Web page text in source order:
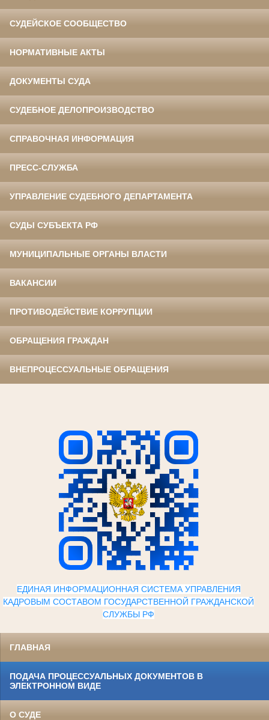
СУДЕЙСКОЕ СООБЩЕСТВО
НОРМАТИВНЫЕ АКТЫ
ДОКУМЕНТЫ СУДА
СУДЕБНОЕ ДЕЛОПРОИЗВОДСТВО
СПРАВОЧНАЯ ИНФОРМАЦИЯ
ПРЕСС-СЛУЖБА
УПРАВЛЕНИЕ СУДЕБНОГО ДЕПАРТАМЕНТА
СУДЫ СУБЪЕКТА РФ
МУНИЦИПАЛЬНЫЕ ОРГАНЫ ВЛАСТИ
ВАКАНСИИ
ПРОТИВОДЕЙСТВИЕ КОРРУПЦИИ
ОБРАЩЕНИЯ ГРАЖДАН
ВНЕПРОЦЕССУАЛЬНЫЕ ОБРАЩЕНИЯ
ЕДИНАЯ ИНФОРМАЦИОННАЯ СИСТЕМА УПРАВЛЕНИЯ
КАДРОВЫМ СОСТАВОМ ГОСУДАРСТВЕННОЙ ГРАЖДАНСКОЙ
СЛУЖБЫ РФ
ГЛАВНАЯ
ПОДАЧА ПРОЦЕССУАЛЬНЫХ ДОКУМЕНТОВ В
ЭЛЕКТРОННОМ ВИДЕ
О СУДЕ